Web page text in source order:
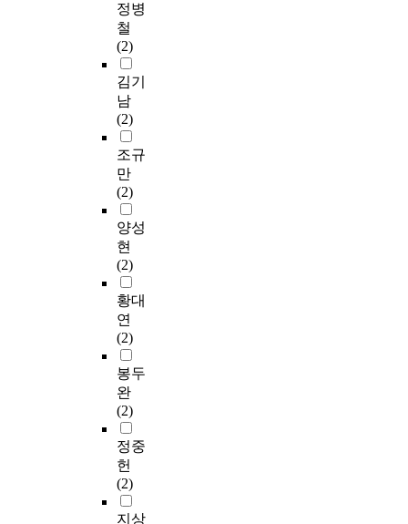
정병
철
(2)
김기
남
(2)
조규
만
(2)
양성
현
(2)
황대
연
(2)
봉두
완
(2)
정중
헌
(2)
지상